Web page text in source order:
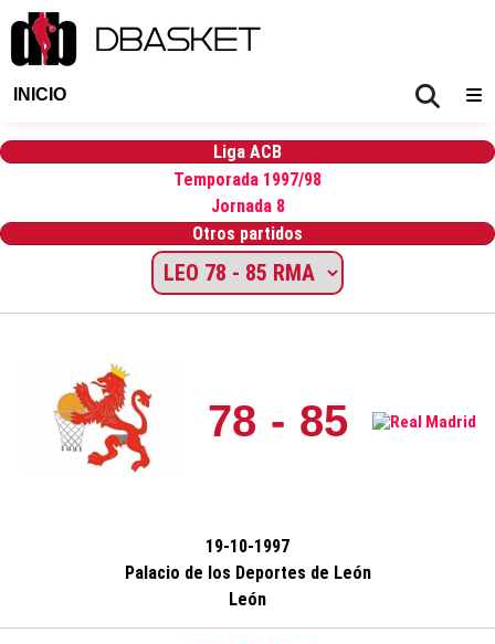
INICIO
Liga ACB
Temporada 1997/98
Jornada 8
Otros partidos
78 - 85
19-10-1997
Palacio de los Deportes de León
León